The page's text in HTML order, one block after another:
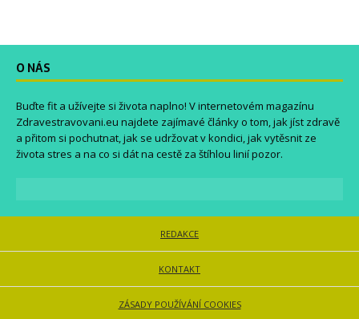
O NÁS
Buďte fit a užívejte si života naplno! V internetovém magazínu
Zdravestravovani.eu najdete zajímavé články o tom, jak jíst zdravě
a přitom si pochutnat, jak se udržovat v kondici, jak vytěsnit ze
života stres a na co si dát na cestě za štíhlou linií pozor.
REDAKCE
KONTAKT
ZÁSADY POUŽÍVÁNÍ COOKIES